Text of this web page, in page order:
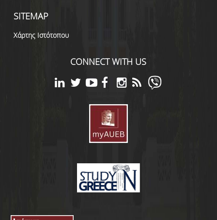
SITEMAP
Χάρτης Ιστότοπου
CONNECT WITH US